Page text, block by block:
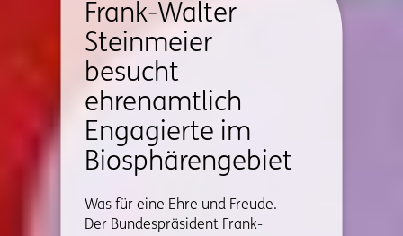
Frank-Walter
Steinmeier
besucht
ehrenamtlich
Engagierte im
Biosphärengebiet
Was für eine Ehre und Freude.
Der Bundespräsident Frank-